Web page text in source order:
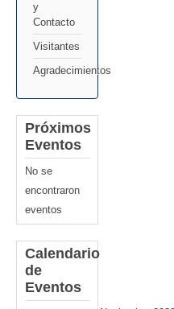
y
Contacto
Visitantes
Agradecimientos
Próximos
Eventos
No se
encontraron
eventos
Calendario
de
Eventos